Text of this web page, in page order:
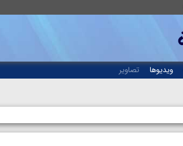
ویدیوها تصاویر